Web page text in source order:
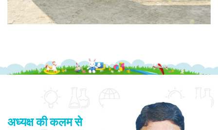
अध्यक्ष की कलम से